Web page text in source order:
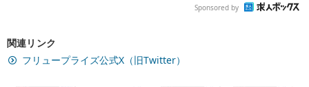
Sponsored by
関連リンク
フリュープライズ公式X（旧Twitter）